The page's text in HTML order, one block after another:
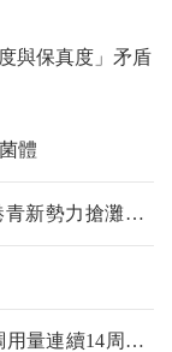
與保真度」矛盾
體
青新勢力搶灘全
量連續14周超